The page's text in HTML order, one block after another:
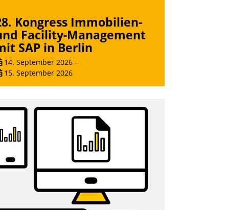
Kongress Immobilien-
Facility-Management
SAP in Berlin
14. September 2026 –
15. September 2026